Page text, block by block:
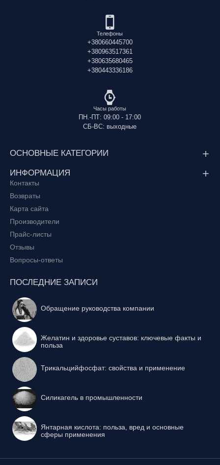
Телефоны
+380660445700
+380963517361
+380635680465
+380443336186
Часы работы
ПН.-ПТ: 09:00 - 17:00
СБ-ВС: выходные
ОСНОВНЫЕ КАТЕГОРИИ
ИНФОРМАЦИЯ
Контакты
Возвраты
Карта сайта
Производители
Прайс-листы
Отзывы
Вопросы-ответы
ПОСЛЕДНИЕ ЗАПИСИ
Обращение руководства компании
Желатин и здоровье суставов: ключевые факты и
польза
Трикальцийфосфат: свойства и применение
Силикагель в промышленности
Янтарная кислота: польза, вред и основные
сферы применения